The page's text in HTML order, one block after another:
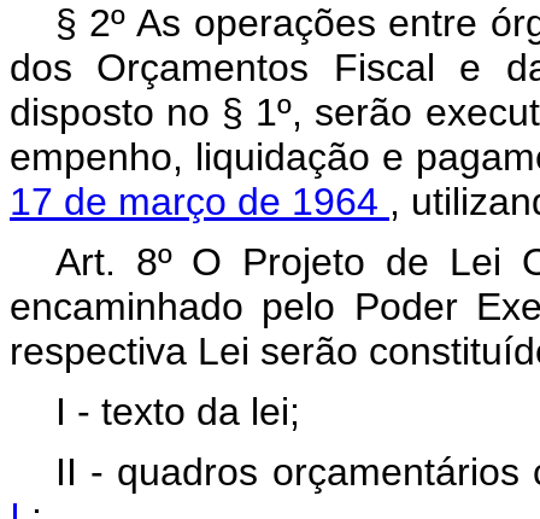
§ 2º As operações entre
dos Orçamentos Fiscal e
disposto no § 1º, serão
empenho, liquidação e
17 de março de 1964 ,
Art. 8º O Projeto de Lei
encaminhado pelo Poder
respectiva Lei serão
I - texto da lei;
II - quadros